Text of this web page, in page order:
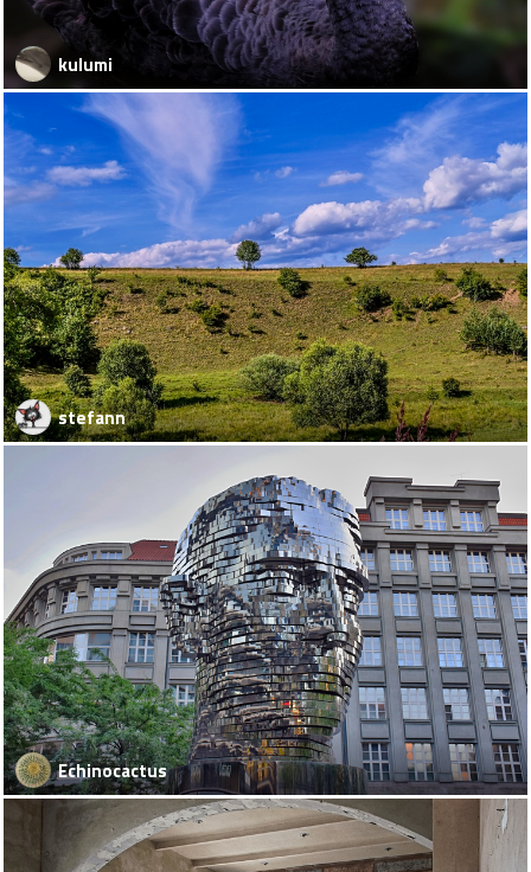
kulumi
stefann
Echinocactus